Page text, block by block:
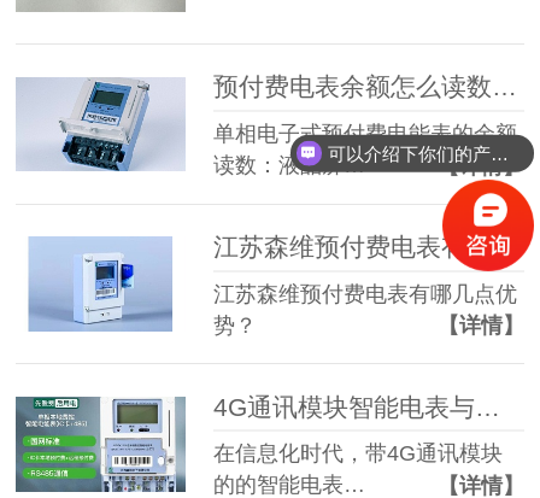
预付费电表余额怎么读数？-预付费电表-江苏森维电子
单相电子式预付费电能表的余额
读数：液晶屏…
【详情】
江苏森维预付费电表有哪几点优势？
江苏森维预付费电表有哪几点优
势？
【详情】
在信息化时代，带4G通讯模块
的的智能电表…
【详情】
可以介绍下你们的产品么？